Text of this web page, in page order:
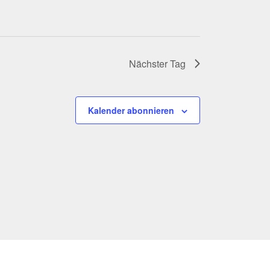
Nächster Tag
Kalender abonnieren